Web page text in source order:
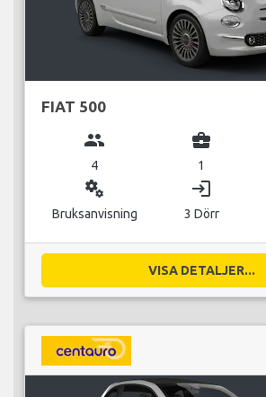
FIAT 500
group
4
business_center
1
miscellaneous_services
Bruksanvisning
login
3 Dörr
VISA DETALJER...